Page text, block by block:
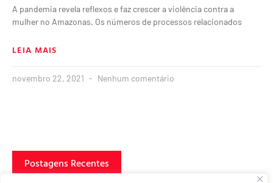
A pandemia revela reflexos e faz crescer a violência contra a
mulher no Amazonas. Os números de processos relacionados
LEIA MAIS
novembro 22, 2021 Nenhum comentário
Postagens Recentes